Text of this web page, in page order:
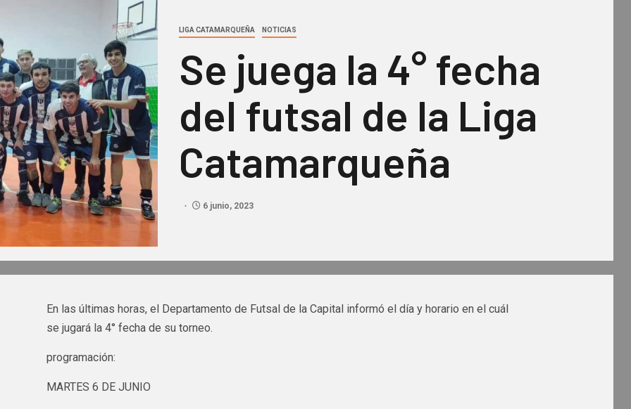
LIGA CATAMARQUEÑA NOTICIAS
Se juega la 4° fecha
del futsal de la Liga
Catamarqueña
6 junio, 2023
En las últimas horas, el Departamento de Futsal de la Capital informó el día y horario en el cuál
se jugará la 4° fecha de su torneo.
programación:
MARTES 6 DE JUNIO